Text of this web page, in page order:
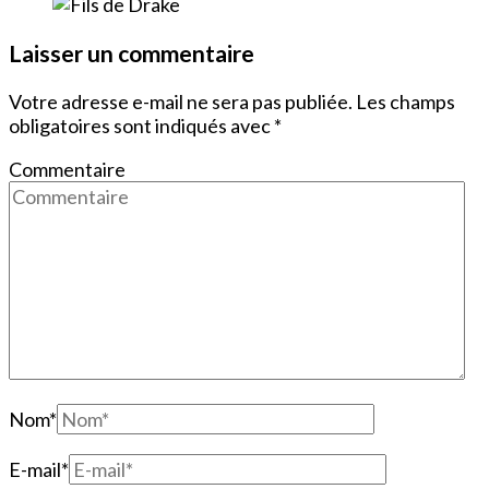
Laisser un commentaire
Votre adresse e-mail ne sera pas publiée. Les champs
obligatoires sont indiqués avec*
Commentaire
Nom*
E-mail*